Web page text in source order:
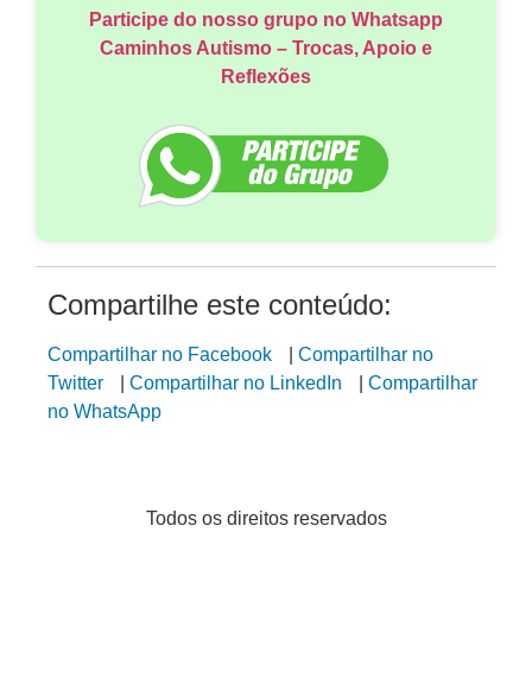
Participe do nosso grupo no Whatsapp
Caminhos Autismo – Trocas, Apoio e
Reflexões
Compartilhe este conteúdo:
Compartilhar no Facebook
Compartilhar no
Twitter
Compartilhar no LinkedIn
Compartilhar
no WhatsApp
Todos os direitos reservados